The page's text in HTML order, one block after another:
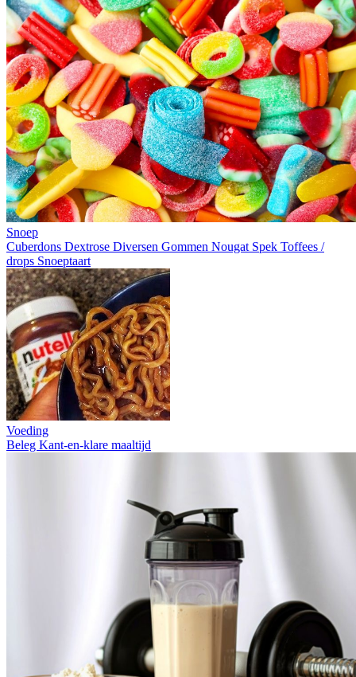
Snoep
Cuberdons Dextrose Diversen Gommen Nougat Spek Toffees /
drops Snoeptaart
Voeding
Beleg Kant-en-klare maaltijd